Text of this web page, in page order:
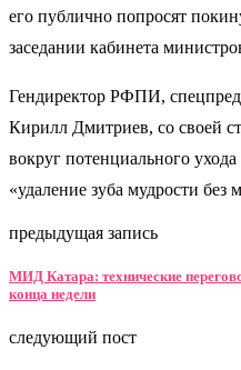
его публично попросят
заседании кабинета
Гендиректор РФПИ,
Кирилл Дмитриев, со своей
вокруг потенциального
«удаление зуба мудрости без
предыдущая запись
МИД Катара: технические
конца недели
следующий пост